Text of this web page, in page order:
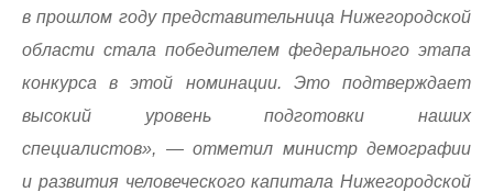
в прошлом году представительница Нижегородской
области стала победителем федерального этапа
конкурса в этой номинации. Это подтверждает
высокий уровень подготовки наших
специалистов», — отметил министр демографии
и развития человеческого капитала Нижегородской